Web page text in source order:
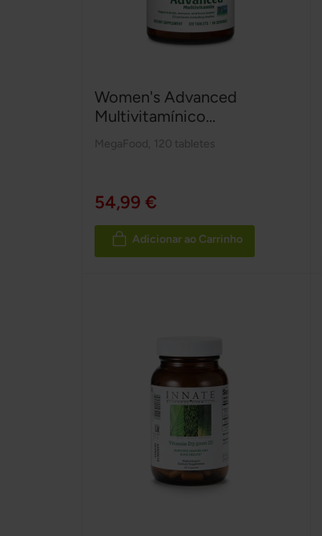
Women's Advanced
Multivitamínico...
MegaFood 120 tabletes
54,99 €
Adicionar ao Carrinho